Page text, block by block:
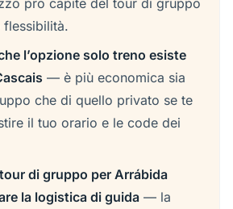
pro capite del tour di gruppo
l’opzione solo treno esiste
— è più economica sia
che di quello privato se te
il tuo orario e le code dei
di gruppo per Arrábida
la logistica di guida — la